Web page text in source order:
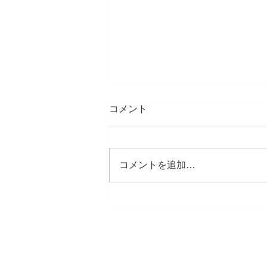
コメント
コメントを追加…